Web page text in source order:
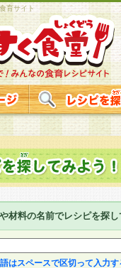
育サイト
材料の名前でレシピを探し
はスペースで区切って入力す